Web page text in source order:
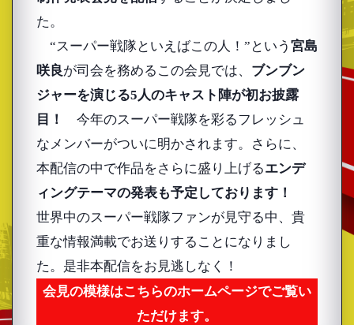
た。
“スーパー戦隊といえばこの人！”という 宮島
咲良が司会を務めるこの会見では、 ブンブン
ジャーを演じる5人のキャスト陣が初お披露
目！
今年のスーパー戦隊を彩るフレッシュ
なメンバーがついに明かされます。さらに、
本配信の中で作品をさらに盛り上げるエンデ
ィングテーマの発表も予定しております！
世界中のスーパー戦隊ファンが見守る中、貴
重な情報満載でお送りすることになりまし
た。是非本配信をお見逃しなく！
会見の模様はこちらのホームページでご覧い
ただけます。